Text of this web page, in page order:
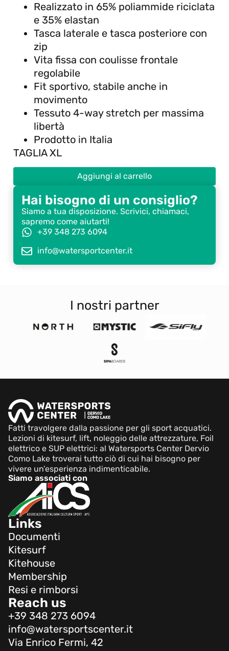
Realizzato in 65% poliammide riciclata
e 35% elastan
Tasca laterale e tasca posteriore con
zip
Vita fissa con coulisse frontale
regolabile
Fit sportivo, stabile anche in
movimento
Tessuto 4-way stretch per massima
libertà
Prodotto in Italia
TAGLIA XL
Aggiungi al carrello
Hai bisogno di un consiglio?
Siamo a tua disposizione. Scrivici, chiamaci,
sapremo come aiutarti!
+39 348 273 6094
info@watersportcenter.it
I nostri partner
Fatti travolgere dalla passione per gli sport acquatici.
Lezioni di kitesurf, lift, noleggio delle attrezzature, Foil
elettrico e SUP elettrici: al Watersports Center Dervio
Como Lake troverai tutto ciò di cui hai bisogno per
vivere un’esperienza indimenticabile.
Siamo associati con
Links
Documenti
Kitesurf
Kitehouse
Membership
Resi e rimborsi
Reach us
+39 348 273 6094
info@watersportscenter.it
Via Enrico Fermi, 42